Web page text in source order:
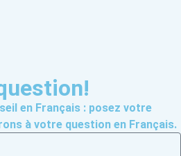
en Français : posez votre
à votre question en Français.